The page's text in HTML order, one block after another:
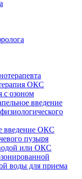
ОКС
с озоном
введение
введение ОКС
пузыря
или ОКС
воды для приема